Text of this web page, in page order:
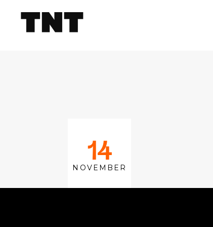
14
NOVEMBER